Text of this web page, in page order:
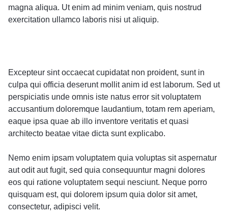
magna aliqua. Ut enim ad minim veniam, quis nostrud
exercitation ullamco laboris nisi ut aliquip.
Excepteur sint occaecat cupidatat non proident, sunt in
culpa qui officia deserunt mollit anim id est laborum. Sed ut
perspiciatis unde omnis iste natus error sit voluptatem
accusantium doloremque laudantium, totam rem aperiam,
eaque ipsa quae ab illo inventore veritatis et quasi
architecto beatae vitae dicta sunt explicabo.
Nemo enim ipsam voluptatem quia voluptas sit aspernatur
aut odit aut fugit, sed quia consequuntur magni dolores
eos qui ratione voluptatem sequi nesciunt. Neque porro
quisquam est, qui dolorem ipsum quia dolor sit amet,
consectetur, adipisci velit.